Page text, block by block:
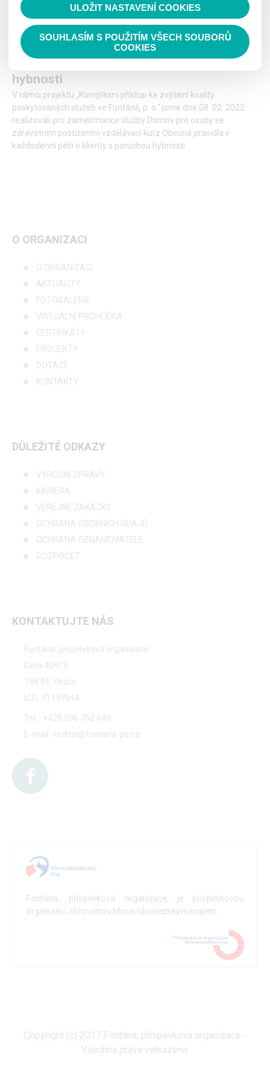
Vzdělávací kurz Obecná pravidla v
každodenní péči o klienty s poruchou
hybnosti
V rámci projektu „Komplexní přístup ke zvýšení kvality
poskytovaných služeb ve Fontáně, p. o.“ jsme dne 08. 02. 2022
realizovali pro zaměstnance služby Domov pro osoby se
zdravotním postižením vzdělávací kurz Obecná pravidla v
každodenní péči o klienty s poruchou hybnosti.
O ORGANIZACI
O ORGANIZACI
AKTUALITY
FOTOGALERIE
VIRTUÁLNÍ PROHLÍDKA
CERTIFIKÁTY
PROJEKTY
DOTACE
KONTAKTY
DŮLEŽITÉ ODKAZY
VÝROČNÍ ZPRÁVY
KARIÉRA
VEŘEJNÉ ZAKÁZKY
OCHRANA OSOBNÍCH ÚDAJŮ
OCHRANA OZNAMOVATELE
ROZPOČET
KONTAKTUJTE NÁS
Fontána, příspěvková organizace
Celní 409/3
748 01, Hlučín
IČO: 71197044
Tel.: +420 596 762 640
E-mail: reditel@fontana-po.cz
Fontána, příspěvková organizace, je příspěvkovou
organizací zřizovanou Moravskoslezským krajem.
Copyright (c) 2017 Fontána, příspěvková organizace -
Všechna práva vyhrazena.
ULOŽIT NASTAVENÍ COOKIES
SOUHLASÍM S POUŽITÍM VŠECH SOUBORŮ
COOKIES